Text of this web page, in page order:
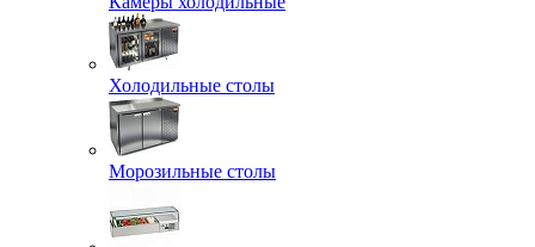
Холодильные столы
Морозильные столы